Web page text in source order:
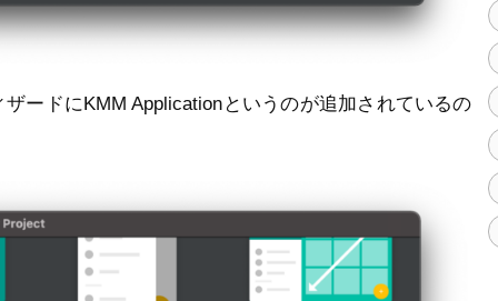
ードにKMM Applicationというのが追加されているの